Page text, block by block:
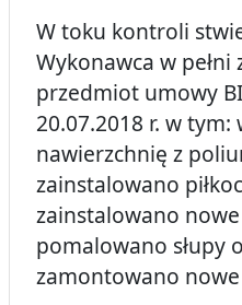
W toku kontroli
Wykonawca w pełni
przedmiot umowy
20.07.2018 r. w
nawierzchnię z
zainstalowano
zainstalowano nowe
pomalowano słupy
zamontowano